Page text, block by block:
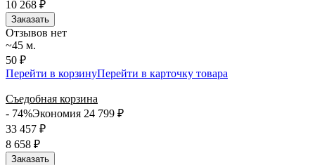
10 268 ₽
Заказать
Отзывов нет
~45 м.
50 ₽
Перейти в корзинуПерейти в карточку товара
Съедобная корзина
- 74%Экономия 24 799 ₽
33 457 ₽
8 658 ₽
Заказать